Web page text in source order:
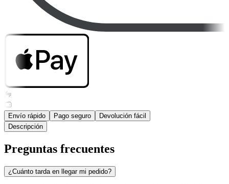
Envío rápido Pago seguro
Devolución fácil
Descripción
Preguntas frecuentes
¿Cuánto tarda en llegar mi pedido?